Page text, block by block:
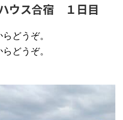
ウス合宿 １日目
らどうぞ。
らどうぞ。